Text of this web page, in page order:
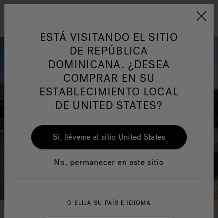
Jacuzzi&reg; Latin
Responsabilidad Social
HIDROMASAJE
Manuales y Guías del Usuario
ESTÁ VISITANDO EL SITIO
DE REPÚBLICA
DOMINICANA. ¿DESEA
COMPRAR EN SU
ESTABLECIMIENTO LOCAL
DE UNITED STATES?
Sí, lléveme al sitio United States
No, permanecer en este sitio
O ELIJA SU PAÍS E IDIOMA